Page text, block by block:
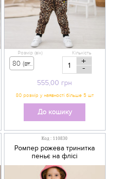
555,00 грн
Розмір (вік)
80 (вік 9-12 міс) - 555,00 грн
Кількість
+
-
До кошику
Код : 110830
Ромпер рожева тринитка
пеньє на флісі